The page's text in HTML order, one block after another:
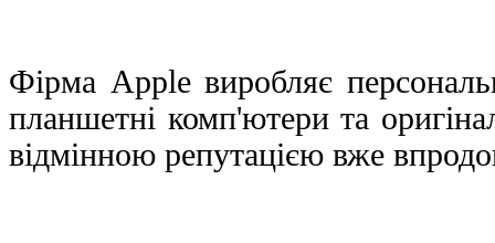
Фірма Appleвиробляє
планшетні комп'ютери та
відмінною репутацією вже